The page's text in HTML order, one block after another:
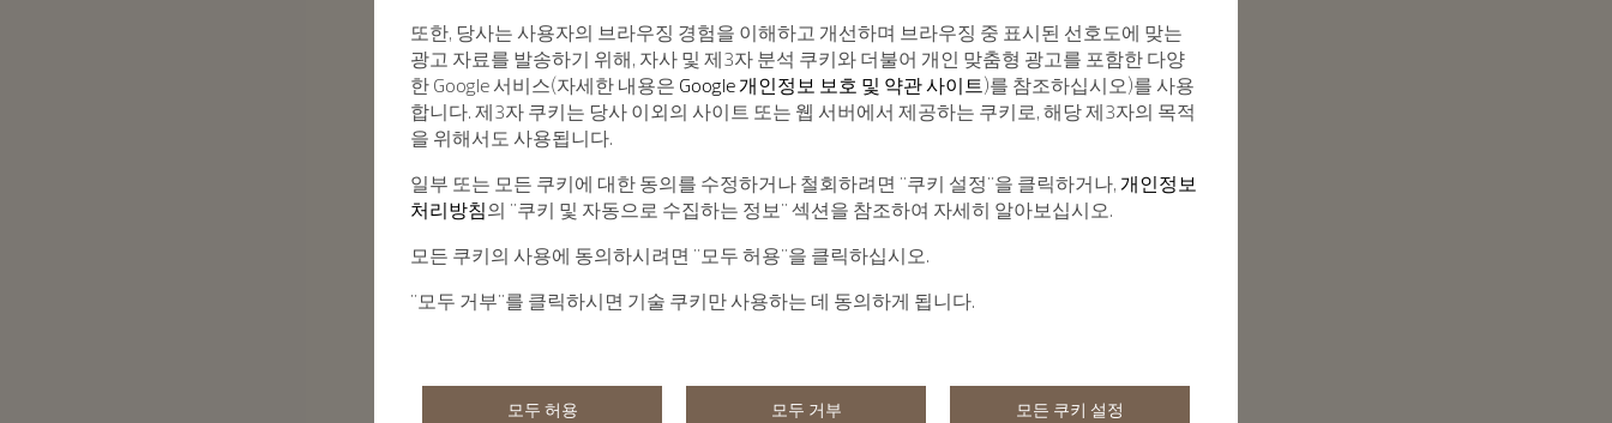
또한, 당사는 사용자의 브라우징 경험을 이해하고 개선하며 브라우징 중 표시된 선호도에 맞는
광고 자료를 발송하기 위해, 자사 및 제3자 분석 쿠키와 더불어 개인 맞춤형 광고를 포함한 다양
한 Google 서비스(자세한 내용은 Google 개인정보 보호 및 약관 사이트)를 참조하십시오)를 사용
합니다. 제3자 쿠키는 당사 이외의 사이트 또는 웹 서버에서 제공하는 쿠키로, 해당 제3자의 목적
을 위해서도 사용됩니다.
일부 또는 모든 쿠키에 대한 동의를 수정하거나 철회하려면 "쿠키 설정"을 클릭하거나, 개인정보
처리방침의 "쿠키 및 자동으로 수집하는 정보" 섹션을 참조하여 자세히 알아보십시오.
모든 쿠키의 사용에 동의하시려면 "모두 허용"을 클릭하십시오.
"모두 거부"를 클릭하시면 기술 쿠키만 사용하는 데 동의하게 됩니다.
모두 허용 모두 거부 모든 쿠키 설정